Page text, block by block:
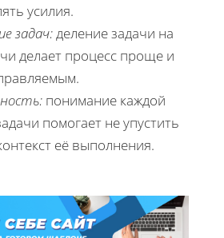
усилия.
задач:деление задачи на
делает процесс проще и
понимание каждой
помогает не упустить
её выполнения.